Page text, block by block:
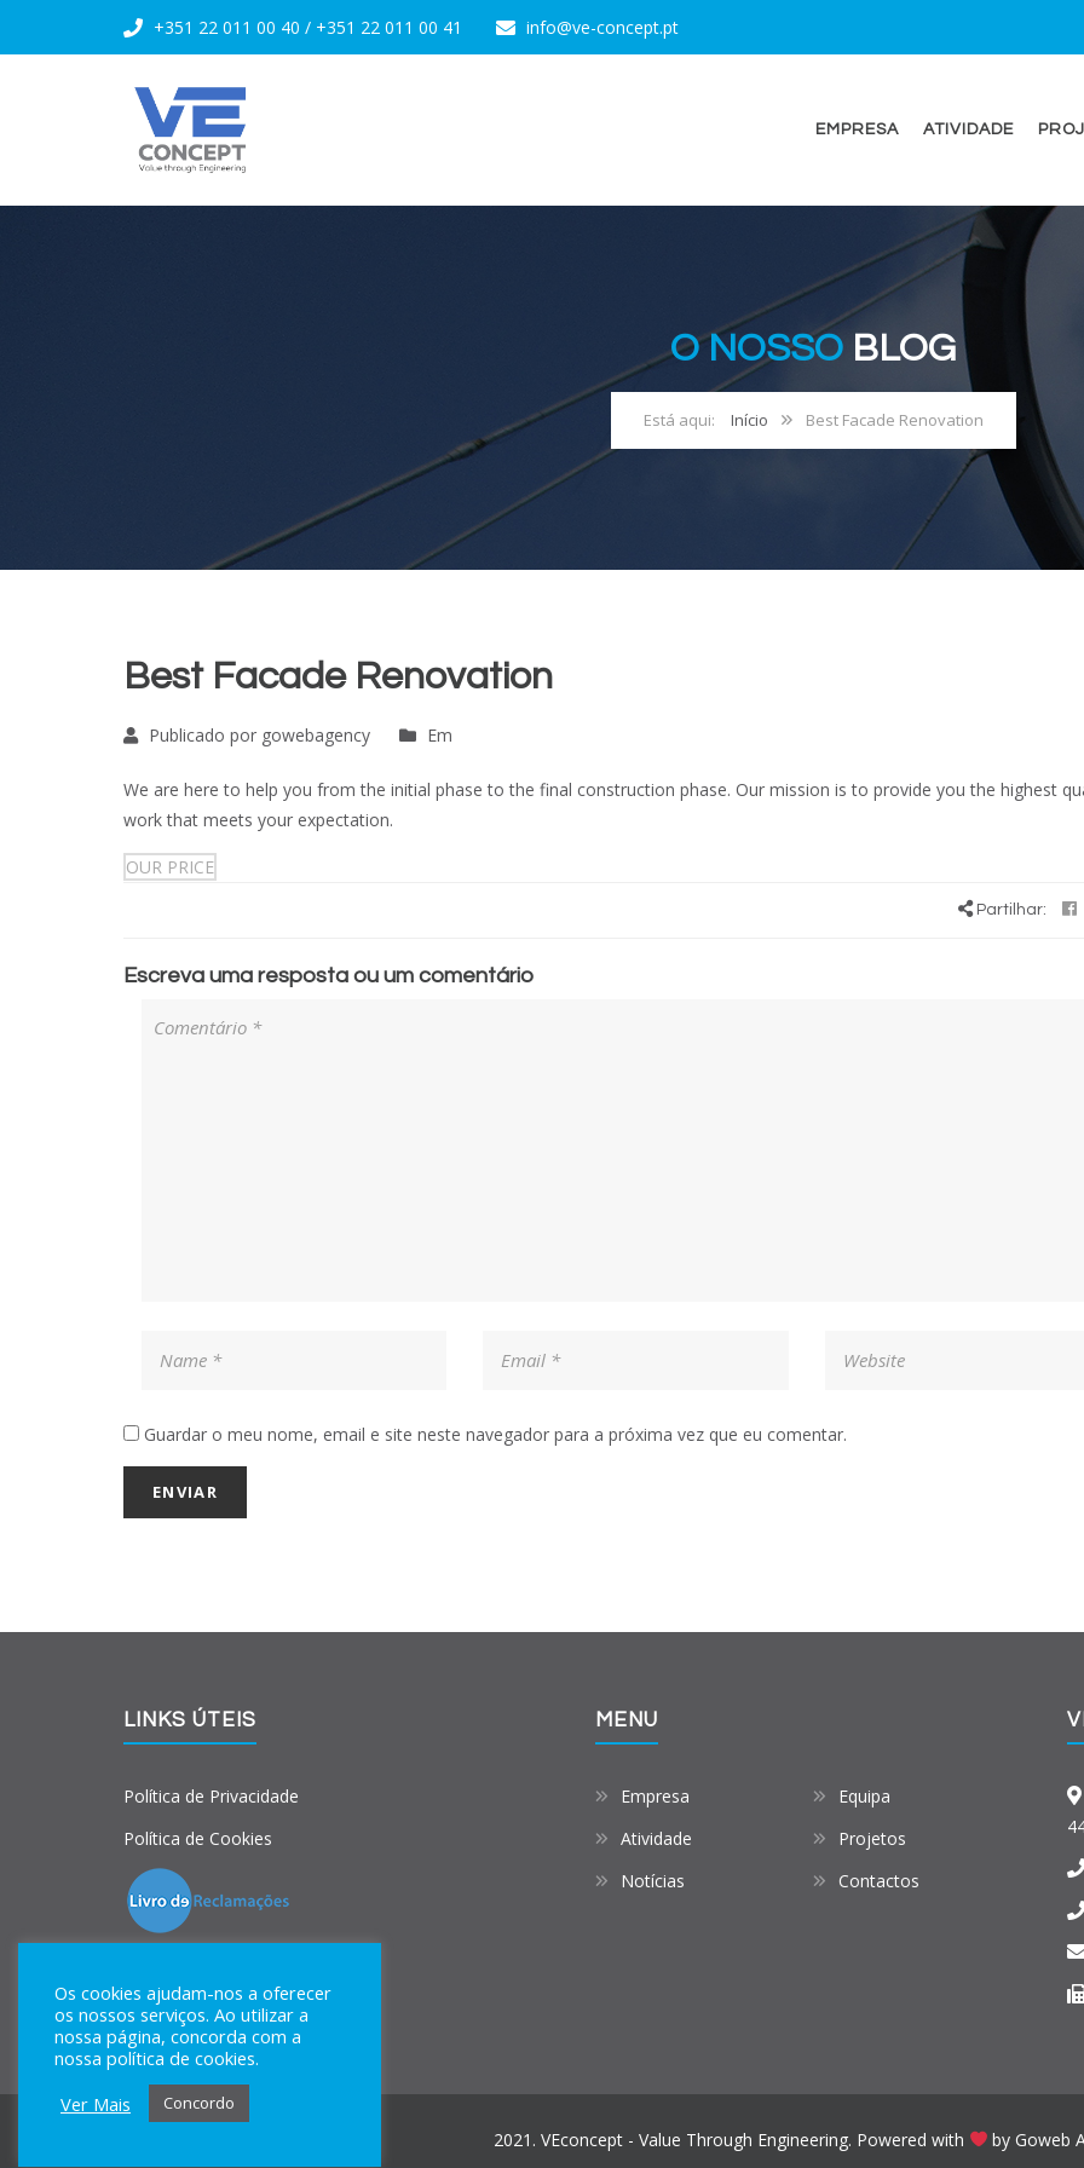
+351 22 011 00 40 / +351 22 011 00 41 info@ve-concept.pt
EMPRESA ATIVIDADE
O NOSSO BLOG
Início Best Facade Renovation
Best Facade Renovation
Publicado por gowebagency Em
We are here to help you from the initial phase to the final construction phase. Our mission is to provide you the highest
work that meets your expectation.
OUR PRICE
Partilhar:
Escreva uma resposta ou um comentário
Guardar o meu nome, email e site neste navegador para a próxima vez que eu comentar.
LINKS ÚTEIS
Política de Privacidade
Política de Cookies
MENU
Empresa
Equipa
Atividade
Projetos
Notícias
Contactos
2021. VEconcept - Value Through Engineering. Powered with byGoweb
Os cookies ajudam-nos a oferecer
os nossos serviços. Ao utilizar a
nossa página, concorda com a
nossa política de cookies.
Ver Mais
Concordo